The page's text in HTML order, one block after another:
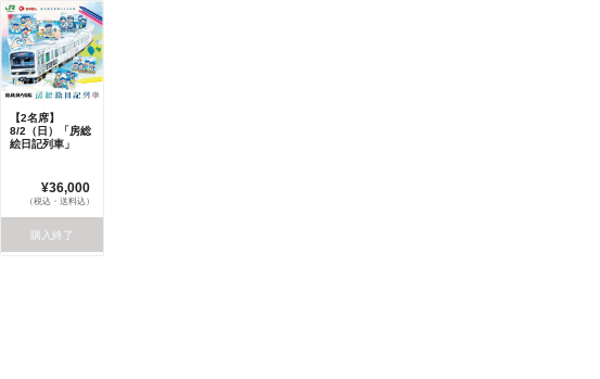
【2名席】
8/2（日）「房総
絵日記列車」
¥36,000
（税込・送料込）
購入終了